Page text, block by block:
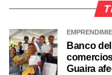
Banco
Guaira